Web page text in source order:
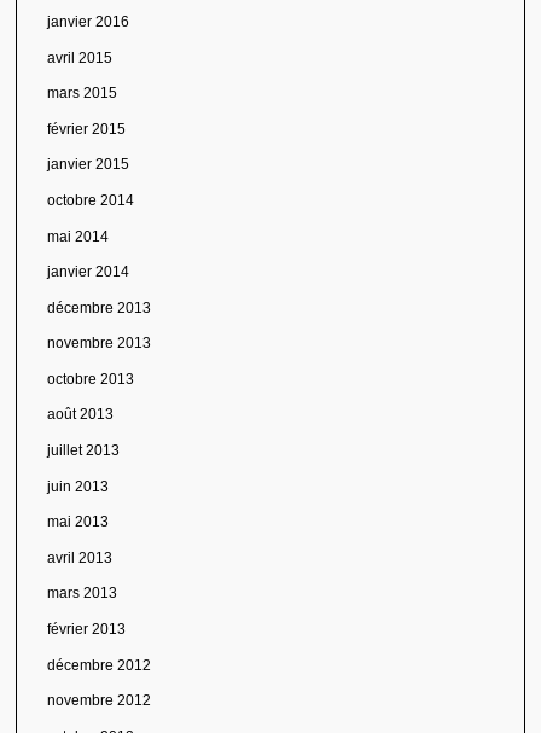
janvier 2016
avril 2015
mars 2015
février 2015
janvier 2015
octobre 2014
mai 2014
janvier 2014
décembre 2013
novembre 2013
octobre 2013
août 2013
juillet 2013
juin 2013
mai 2013
avril 2013
mars 2013
février 2013
décembre 2012
novembre 2012